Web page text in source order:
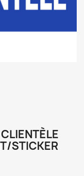
STICKER